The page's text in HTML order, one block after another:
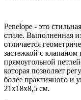
Penelope - это
стиле. Выполненная
отличается
застежкой с
прямоугольной
которая позволяет
более практичного и
21x18x8,5 см.